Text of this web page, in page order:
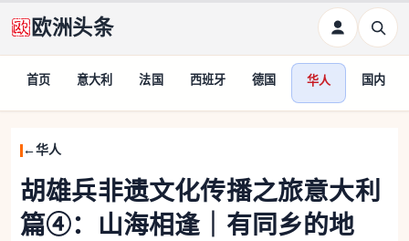
欧洲头条
首页 意大利 法国 西班牙 德国 华人 国内
华人
胡雄兵非遗文化传播之旅意大利
篇④：山海相逢｜有同乡的地